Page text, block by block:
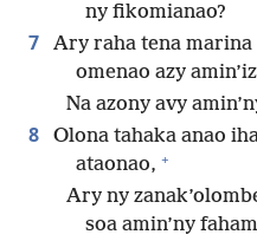
ny fikomianao?
7
Ary raha tena marina
omenao azy
Na azony avy
8
Olona tahaka anao
ataonao, +
Ary ny
soa amin’ny